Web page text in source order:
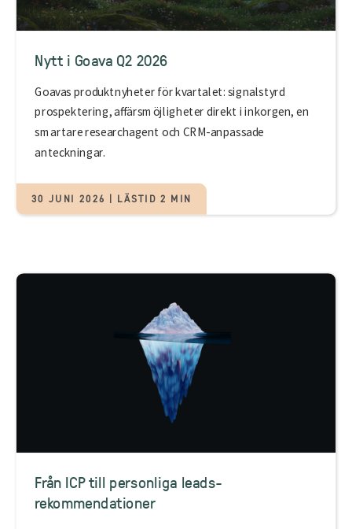
Nytt i Goava Q2 2026
Goavas produktnyheter för kvartalet: signalstyrd
prospektering, affärsmöjligheter direkt i inkorgen, en
smartare researchagent och CRM-anpassade
anteckningar.
30 JUNI 2026 | LÄSTID 2 MIN
Från ICP till personliga leads-
rekommendationer